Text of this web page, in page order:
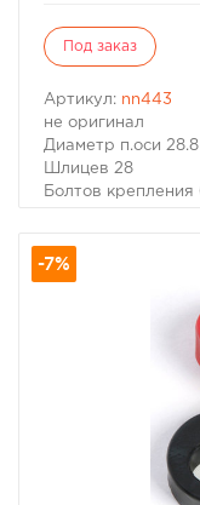
Под заказ
Артикул: nn443
не оригинал
Диаметр п.оси
Шлицев 28
Болтов крепления
Механический хаб.
Работает в двух
- Постоянно
- Постоянно
Позволит вам
экономя топливо,
Подходит на
- Mitsubishi Pajero,
Sport, - Challenger,
C передними 8-
-7%